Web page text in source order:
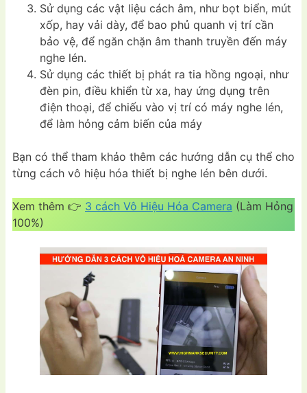
Sử dụng các vật liệu cách âm, như bọt biển, mút
xốp, hay vải dày, để bao phủ quanh vị trí cần
bảo vệ, để ngăn chặn âm thanh truyền đến máy
nghe lén.
Sử dụng các thiết bị phát ra tia hồng ngoại, như
đèn pin, điều khiển từ xa, hay ứng dụng trên
điện thoại, để chiếu vào vị trí có máy nghe lén,
để làm hỏng cảm biến của máy
Bạn có thể tham khảo thêm các hướng dẫn cụ thể cho
từng cách vô hiệu hóa thiết bị nghe lén bên dưới.
Xem thêm 👉 3 cách Vô Hiệu Hóa Camera (Làm Hỏng
100%)